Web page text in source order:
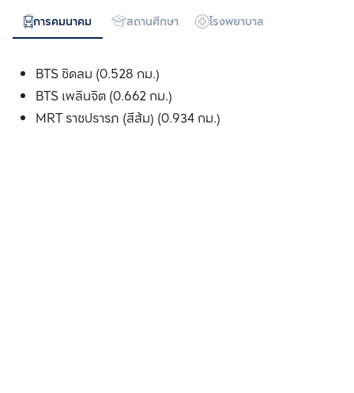
การคมนาคม สถานศึกษา โรงพยาบาล
BTS ชิดลม (0.528 กม.)
BTS เพลินจิต (0.662 กม.)
MRT ราชปรารภ (สีส้ม) (0.934 กม.)